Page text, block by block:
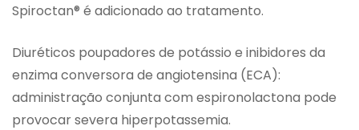
Spiroctan® é adicionado ao tratamento.
Diuréticos poupadores de potássio e inibidores da
enzima conversora de angiotensina (ECA):
administração conjunta com espironolactona pode
provocar severa hiperpotassemia.